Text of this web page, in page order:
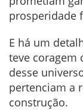
prosperidade
E há um
teve coragem
desse
pertenciam a
construção.